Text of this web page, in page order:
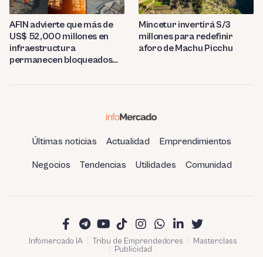
AFIN advierte que más de
US$ 52,000 millones en
infraestructura
permanecen bloqueados
Mincetur invertirá S/3
millones para redefinir
aforo de Machu Picchu
Últimas noticias Actualidad Emprendimientos
Negocios Tendencias Utilidades Comunidad
Infomercado IA Tribu de Emprendedores
Masterclass
Publicidad